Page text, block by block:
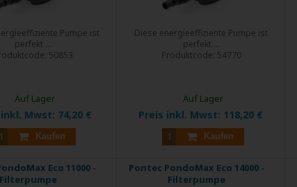
Pumpe ist
perfekt ...
50853
Mwst: 74,20 €
Kaufen
Auf Lager
Diese energieeffiziente Pumpe ist
perfekt ...
Produktcode: 54770
Preis inkl. Mwst: 118,20 €
Kaufen
Auf Lager
Eco 11000 -
Filterpumpe
Pontec PondoMax Eco 14000 -
Filterpumpe